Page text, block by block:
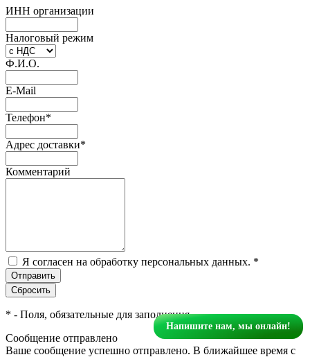
ИНН организации
Налоговый режим
Ф.И.О.
E-Mail
Телефон*
Адрес доставки*
Комментарий
Я согласен на обработку персональных данных. *
* - Поля, обязательные для заполнения
Сообщение отправлено
Ваше сообщение успешно отправлено. В ближайшее время с
Напишите нам, мы онлайн!